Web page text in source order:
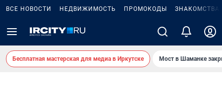
ВСЕ НОВОСТИ НЕДВИЖИМОСТЬ ПРОМОКОДЫ ЗНАКОМСТВА
Бесплатная мастерская для медиа в Иркутске Мост в Шаманке